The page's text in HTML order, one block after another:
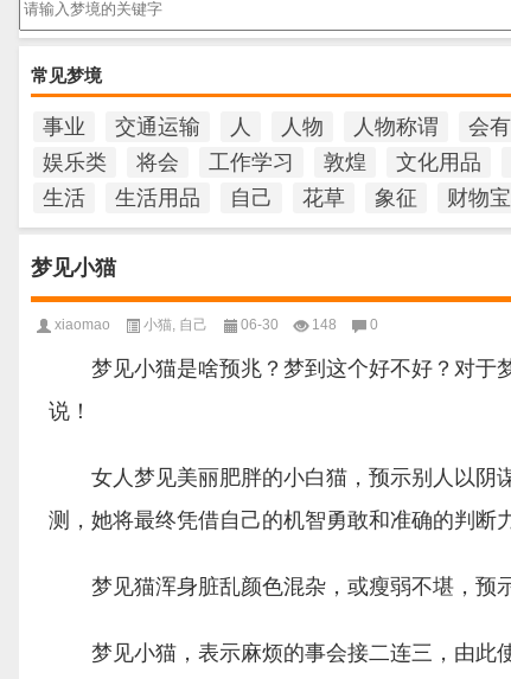
常见梦境
事业 交通运输 人 人物 人物称谓 会有
娱乐类
将会 工作学习 敦煌 文化用品
生活
生活用品 自己 花草 象征 财物
梦见小猫
xiaomao 小猫, 自己 06-30 148 0
梦见小猫是啥预兆？梦到这个好不好？对于
说！
女人梦见美丽肥胖的小白猫，预示别人以阴
测，她将最终凭借自己的机智勇敢和准确的判断
梦见猫浑身脏乱颜色混杂，或瘦弱不堪，预示
梦见小猫，表示麻烦的事会接二连三，由此使